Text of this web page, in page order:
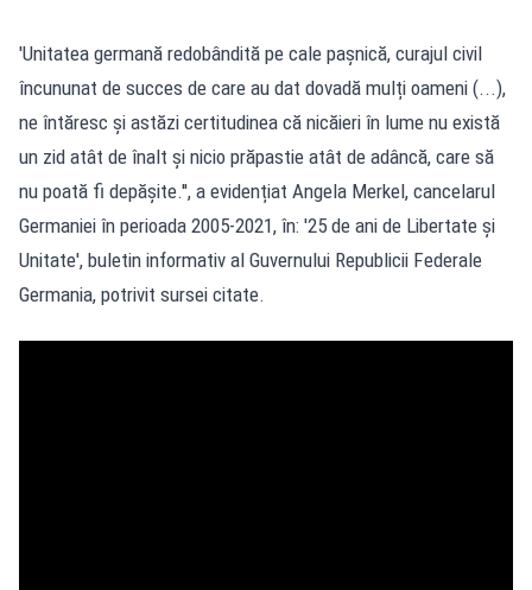
'Unitatea germană redobândită pe cale pașnică, curajul civil
încununat de succes de care au dat dovadă mulți oameni (...),
ne întăresc și astăzi certitudinea că nicăieri în lume nu există
un zid atât de înalt și nicio prăpastie atât de adâncă, care să
nu poată fi depășite.'', a evidențiat Angela Merkel, cancelarul
Germaniei în perioada 2005-2021, în: '25 de ani de Libertate și
Unitate', buletin informativ al Guvernului Republicii Federale
Germania, potrivit sursei citate.